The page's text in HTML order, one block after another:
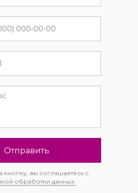
Отправить
кнопку, вы соглашаетесь с
обработки данных.